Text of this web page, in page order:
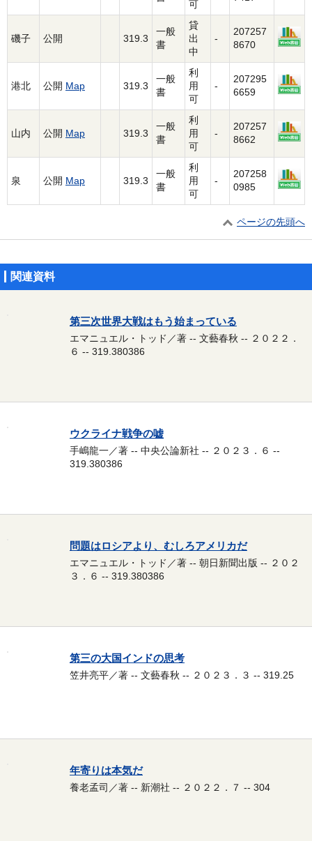
可
磯子 公開 319.3
一般
書
貸
出
中
-
207257
8670
港北 公開 Map 319.3
一般
書
利
用
可
-
207295
6659
山内 公開 Map 319.3
一般
書
利
用
可
-
207257
8662
泉 公開 Map 319.3
一般
書
利
用
可
-
207258
0985
ページの先頭へ
関連資料
第三次世界大戦はもう始まっている
エマニュエル・トッド／著 -- 文藝春秋 -- ２０２２．
６ -- 319.380386
ウクライナ戦争の嘘
手嶋龍一／著 -- 中央公論新社 -- ２０２３．６ --
319.380386
問題はロシアより、むしろアメリカだ
エマニュエル・トッド／著 -- 朝日新聞出版 -- ２０２
３．６ -- 319.380386
第三の大国インドの思考
笠井亮平／著 -- 文藝春秋 -- ２０２３．３ -- 319.25
年寄りは本気だ
養老孟司／著 -- 新潮社 -- ２０２２．７ -- 304